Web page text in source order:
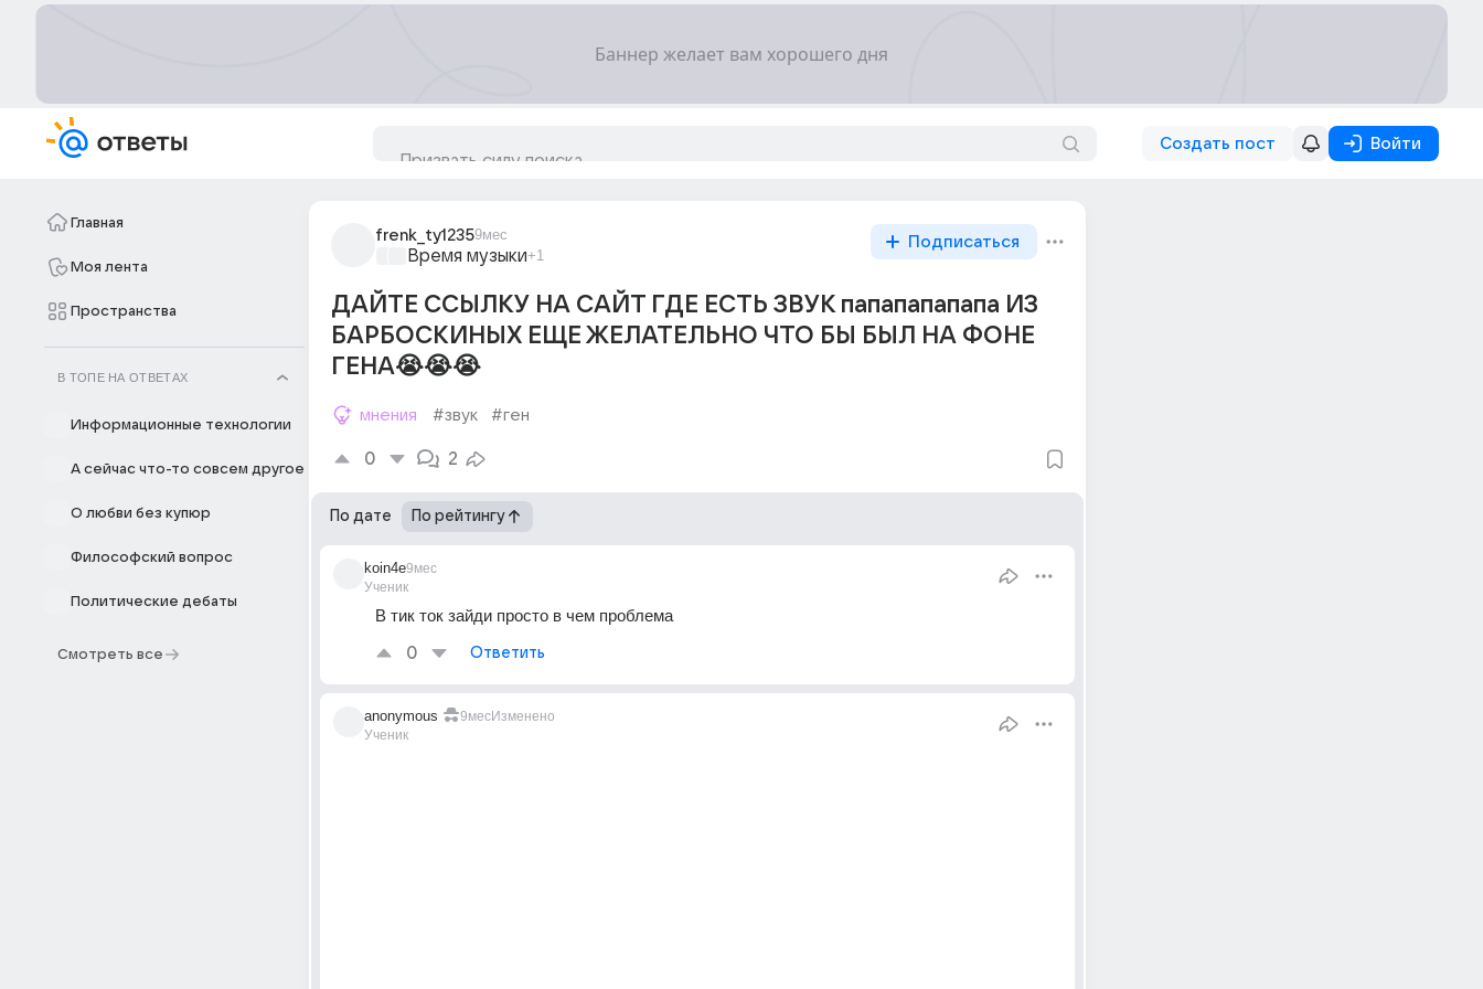
Создать пост Войти
Главная
Моя лента
Пространства
В ТОПЕ НА ОТВЕТАХ
Информационные технологии
А сейчас что-то совсем другое
О любви без купюр
Философский вопрос
Политические дебаты
Смотреть все
frenk_ty12359мес
Время музыки+1
Подписаться
ДАЙТЕ ССЫЛКУ НА САЙТ ГДЕ ЕСТЬ ЗВУК папапапапапа ИЗ
БАРБОСКИНЫХ ЕЩЕ ЖЕЛАТЕЛЬНО ЧТО БЫ БЫЛ НА ФОНЕ
ГЕНА😭😭😭
мнения #звук #ген
0 2
По дате По рейтингу
koin4e
Ученик
9мес
В тик ток зайди просто в чем проблема
0 Ответить
anonymous
Ученик
9месИзменено